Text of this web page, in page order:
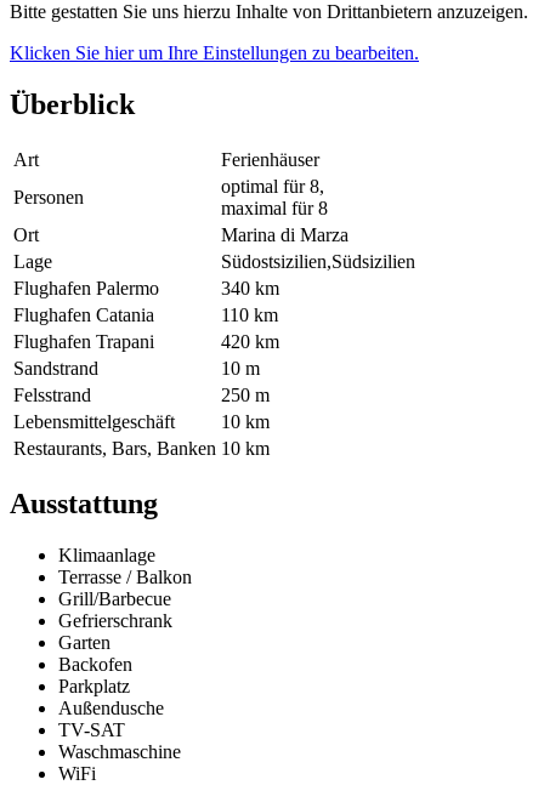
Bitte gestatten Sie uns hierzu Inhalte von Drittanbietern anzuzeigen.
Klicken Sie hier um Ihre Einstellungen zu bearbeiten.
Überblick
Art
Ferienhäuser
Personen
optimal für 8,
maximal für 8
Ort
Marina di Marza
Lage
Südostsizilien,Südsizilien
Flughafen Palermo
340 km
Flughafen Catania
110 km
Flughafen Trapani
420 km
Sandstrand
10 m
Felsstrand
250 m
Lebensmittelgeschäft
10 km
Restaurants, Bars, Banken 10 km
Ausstattung
Klimaanlage
Terrasse / Balkon
Grill/Barbecue
Gefrierschrank
Garten
Backofen
Parkplatz
Außendusche
TV-SAT
Waschmaschine
WiFi